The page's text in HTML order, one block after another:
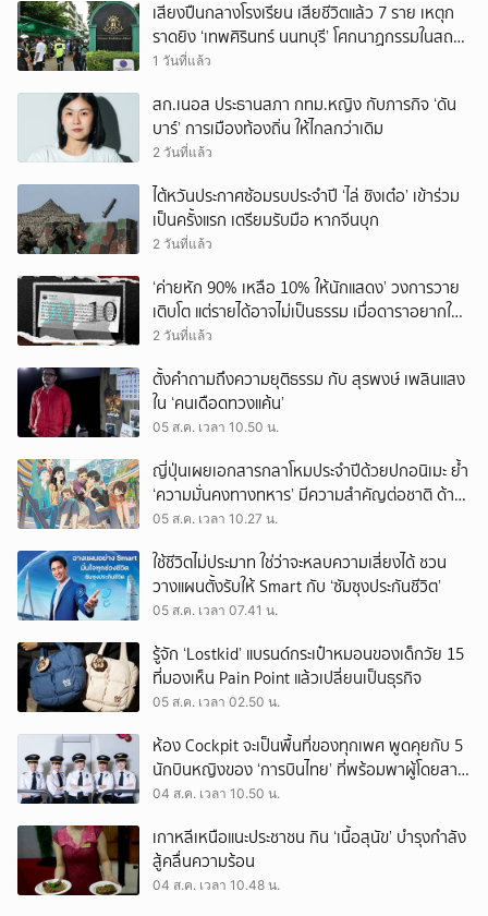
เสียงปืนกลางโรงเรียน เสียชีวิตแล้ว 7 ราย เหตุก
ราดยิง ‘เทพศิรินทร์ นนทบุรี’ โศกนาฏกรรมในสถาน
ศึกษา ครั้งที่ 2 ในรอบปี
1 วันที่แล้ว
สก.เนอส ประธานสภา กทม.หญิง กับภารกิจ ‘ดัน
บาร์’ การเมืองท้องถิ่น ให้ไกลกว่าเดิม
2 วันที่แล้ว
ไต้หวันประกาศซ้อมรบประจำปี ‘ไล่ ชิงเต๋อ’ เข้าร่วม
เป็นครั้งแรก เตรียมรับมือ หากจีนบุก
2 วันที่แล้ว
‘ค่ายหัก 90% เหลือ 10% ให้นักแสดง’ วงการวาย
เติบโต แต่รายได้อาจไม่เป็นธรรม เมื่อดาราอยากให้มี
‘สัญญามาตรฐาน’
2 วันที่แล้ว
ตั้งคำถามถึงความยุติธรรม กับ สุรพงษ์ เพลินแสง
ใน ‘คนเดือดทวงแค้น’
05 ส.ค. เวลา 10.50 น.
ญี่ปุ่นเผยเอกสารกลาโหมประจำปีด้วยปกอนิเมะ ย้ำ
‘ความมั่นคงทางทหาร’ มีความสำคัญต่อชาติ ด้าน
จีนเตือน ขออย่าซ้ำรอยประวัติศาสตร์
05 ส.ค. เวลา 10.27 น.
ใช้ชีวิตไม่ประมาท ใช่ว่าจะหลบความเสี่ยงได้ ชวน
วางแผนตั้งรับให้ Smart กับ ‘ซัมซุงประกันชีวิต’
05 ส.ค. เวลา 07.41 น.
รู้จัก ‘Lostkid’ แบรนด์กระเป๋าหมอนของเด็กวัย 15
ที่มองเห็น Pain Point แล้วเปลี่ยนเป็นธุรกิจ
05 ส.ค. เวลา 02.50 น.
ห้อง Cockpit จะเป็นพื้นที่ของทุกเพศ พูดคุยกับ 5
นักบินหญิงของ ‘การบินไทย’ ที่พร้อมพาผู้โดยสาร
บินไปทั่วโลก
04 ส.ค. เวลา 10.50 น.
เกาหลีเหนือแนะประชาชน กิน ‘เนื้อสุนัข’ บำรุงกำลัง
สู้คลื่นความร้อน
04 ส.ค. เวลา 10.48 น.